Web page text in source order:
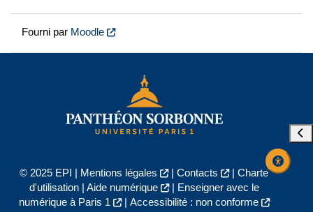
Fourni par Moodle
© 2025 EPI | Mentions légales | Contacts | Charte
d'utilisation| Aide numérique |
Enseigner avec le
numérique à Paris 1
| Accessibilité : non conforme